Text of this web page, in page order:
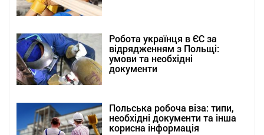
Робота українця в ЄС за
відрядженням з Польщі:
умови та необхідні
документи
Польська робоча віза: типи,
необхідні документи та інша
корисна інформація